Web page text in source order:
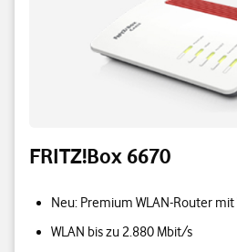
FRITZ!Box 6670
Neu: Premium WLAN-Router
WLAN bis zu 2.880 Mbit/s